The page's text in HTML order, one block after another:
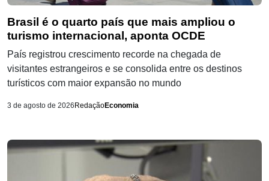
Brasil é o quarto país que mais ampliou o
turismo internacional, aponta OCDE
País registrou crescimento recorde na chegada de
visitantes estrangeiros e se consolida entre os destinos
turísticos com maior expansão no mundo
3 de agosto de 2026 RedaçãoEconomia